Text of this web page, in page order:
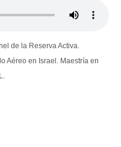
de la Reserva Activa.
Aéreo en Israel. Maestría en